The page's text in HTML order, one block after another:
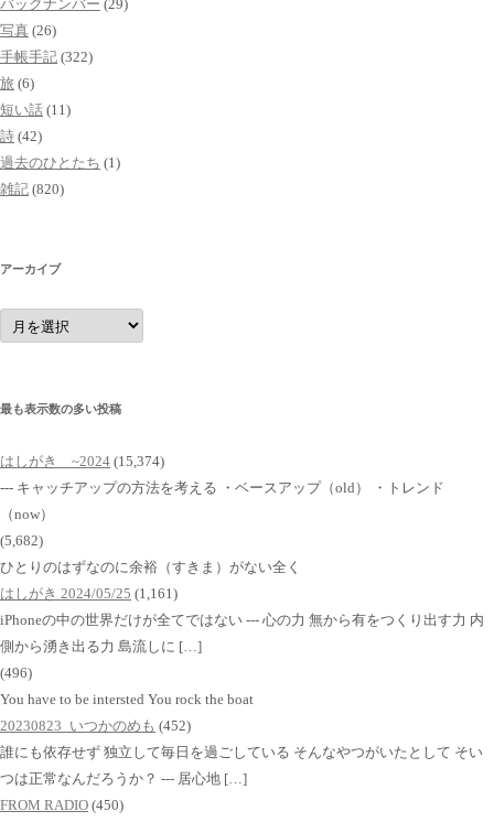
バックナンバー (29)
写真 (26)
手帳手記 (322)
旅 (6)
短い話 (11)
詩 (42)
過去のひとたち (1)
雑記 (820)
アーカイブ
ア
イ
ブ
最も表示数の多い投稿
はしがき ~2024 (15,374)
--- キャッチアップの方法を考える ・ベースアップ（old） ・トレンド
（now）
(5,682)
ひとりのはずなのに余裕（すきま）がない全く
はしがき 2024/05/25 (1,161)
iPhoneの中の世界だけが全てではない --- 心の力 無から有をつくり出す力 内
側から湧き出る力 島流しに […]
(496)
You have to be intersted You rock the boat
20230823_いつかのめも (452)
誰にも依存せず 独立して毎日を過ごしている そんなやつがいたとして そい
つは正常なんだろうか？ --- 居心地 […]
FROM RADIO (450)